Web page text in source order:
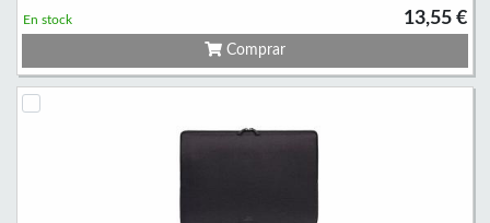
13,55 €
En stock
Comprar